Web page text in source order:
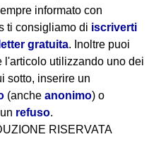
informato con
ti consigliamo di iscriverti
gratuita. Inoltre puoi
l'articolo utilizzando uno dei
sotto, inserire un
(anche anonimo) o
refuso.
RISERVATA